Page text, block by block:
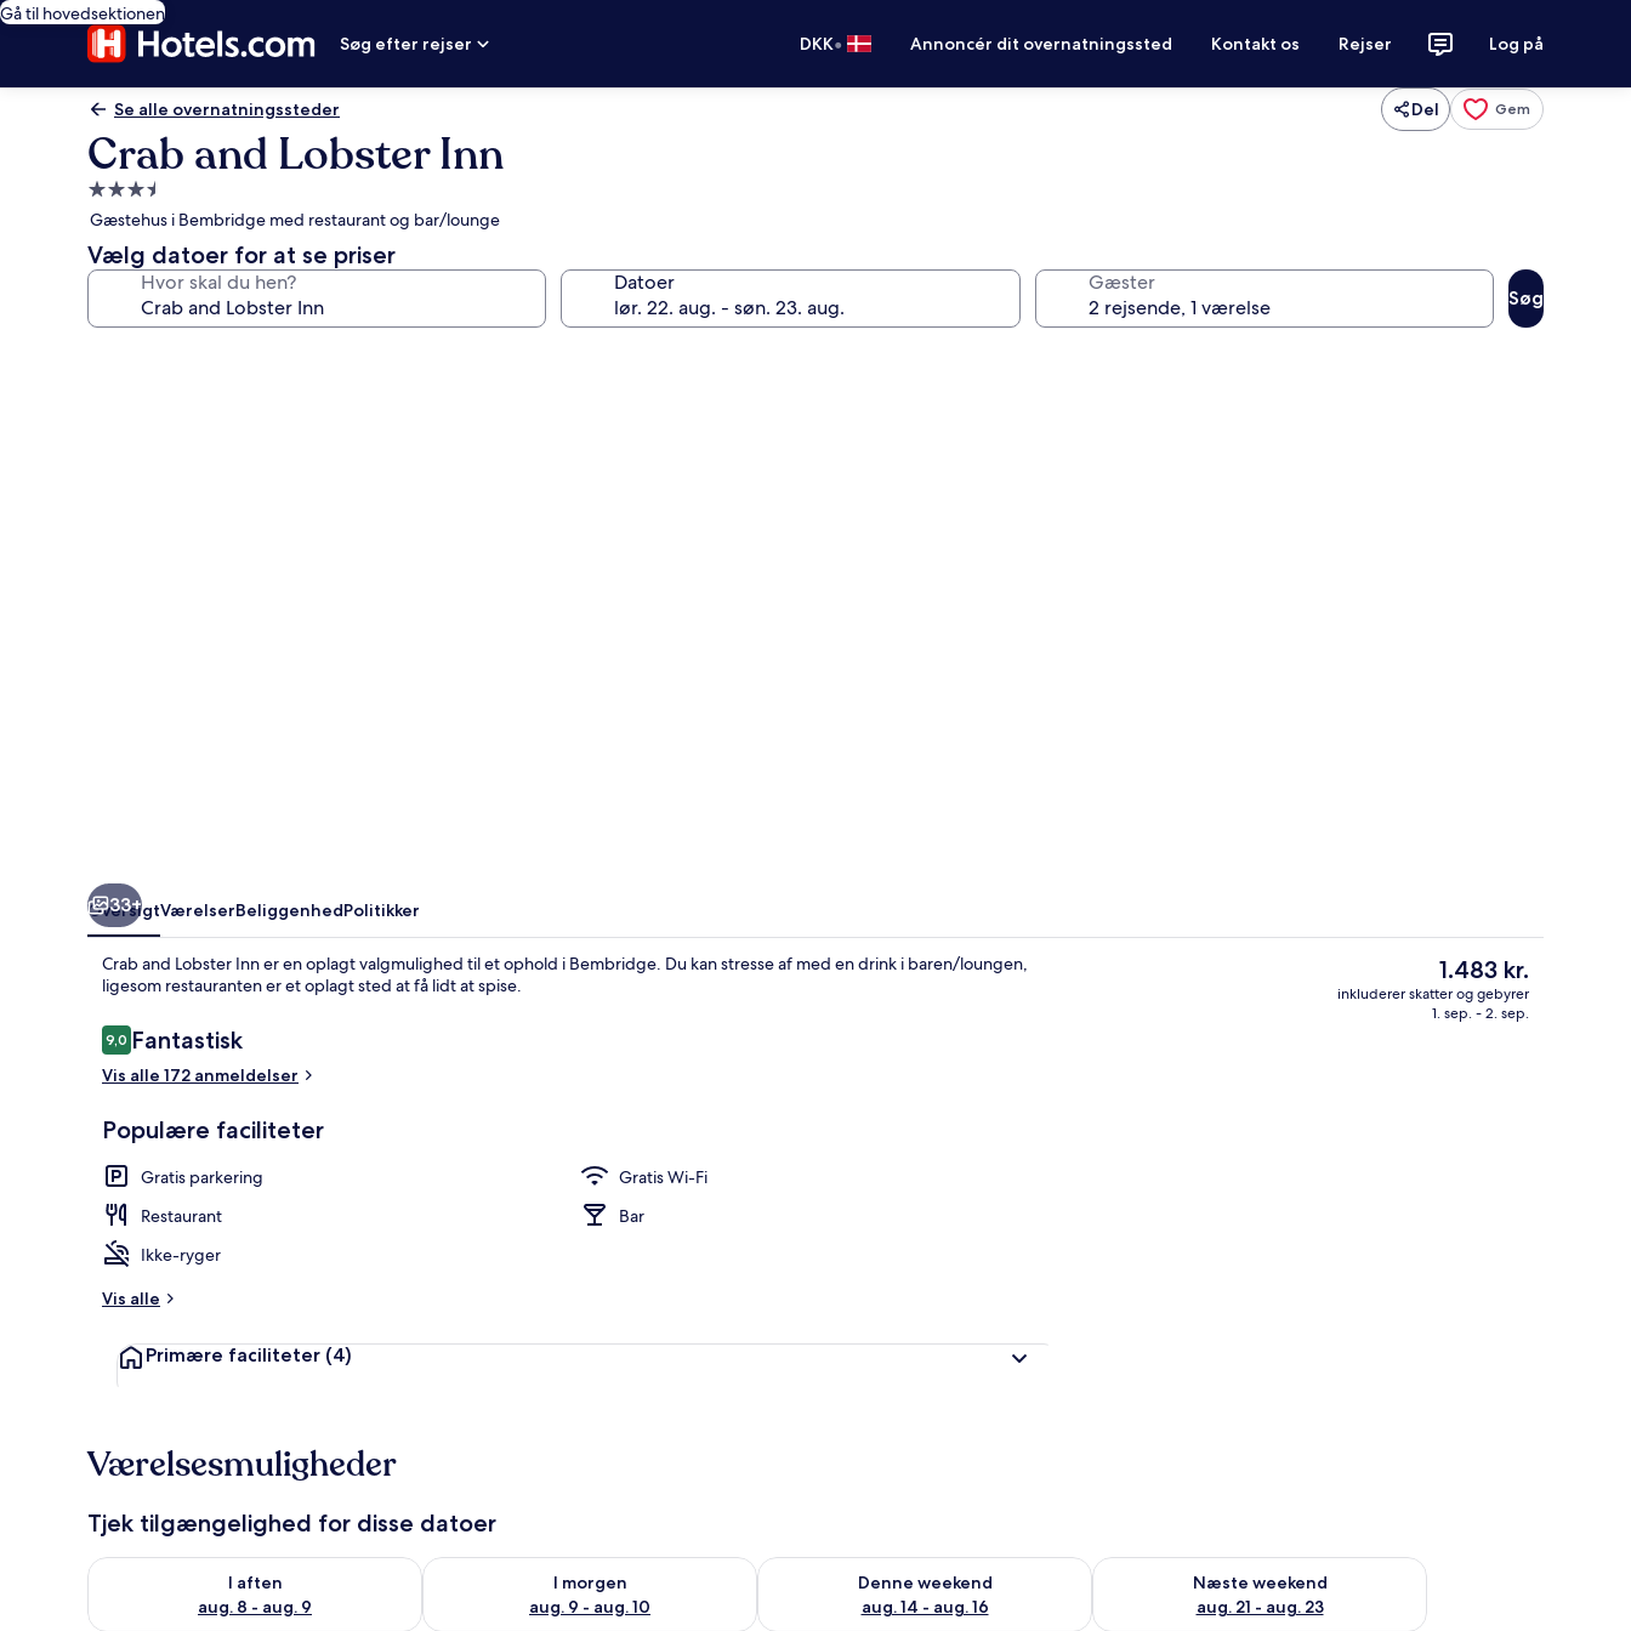
Gå til hovedsektionen
Søg efter rejser
DKK• Annoncér dit overnatningssted Kontakt os Rejser Log på
Se alle overnatningssteder Del Gem
Crab and Lobster Inn
3.5-
stjernet
overnatningssted
Gæstehus i Bembridge med restaurant og bar/lounge
Vælg datoer for at se priser
Hvor skal du hen? Datoer Gæster
Søg
33+
OversigtVærelserBeliggenhedPolitikker
Crab and Lobster Inn er en oplagt valgmulighed til et ophold i Bembridge. Du kan stresse af med en drink i baren/loungen,
ligesom restauranten er et oplagt sted at få lidt at spise.
Anmeldelser
9,09,0 ud af 10.
Fantastisk
Vis alle 172 anmeldelser
Populære faciliteter
Gratis parkering
Gratis Wi-Fi
Restaurant
Bar
Ikke-ryger
Vis alle
Primære faciliteter (4)
Den
nuværende
pris
1.483 kr.
inkluderer skatter og gebyrer
1. sep. - 2. sep.
Værelsesmuligheder
Tjek tilgængelighed for disse datoer
I aften
aug. 8 - aug. 9
Tjek tilgængelighed for i aften aug. 8 - aug. 9
I morgen
aug. 9 - aug. 10
Tjek tilgængelighed for i morgen aug. 9 - aug. 10
Denne weekend
aug. 14 - aug. 16
Tjek tilgængelighed for denne weekend aug. 14 - aug. 16
Næste weekend
aug. 21 - aug. 23
Tjek tilgængelighed for næste weekend aug. 21 - aug. 23